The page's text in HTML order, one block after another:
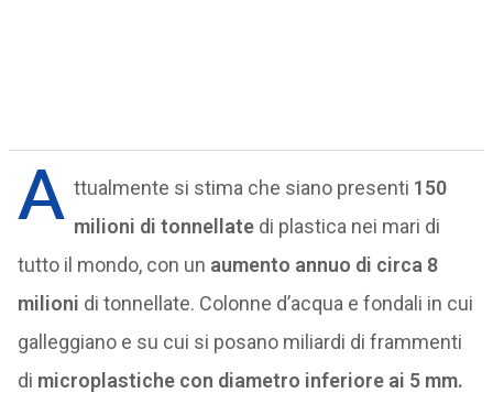
A ttualmente si stima che siano presenti 150
milioni di tonnellate di plastica nei mari di
tutto il mondo, con un aumento annuo di circa 8
milioni di tonnellate. Colonne d’acqua e fondali in cui
galleggiano e su cui si posano miliardi di frammenti
di microplastichecon diametro inferiore ai 5 mm.